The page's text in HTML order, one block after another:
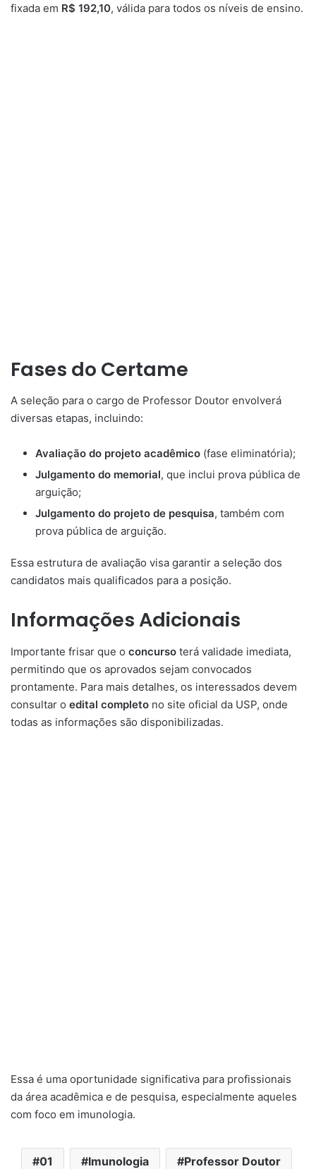
fixada em R$ 192,10, válida para todos os níveis de ensino.
Fases do Certame
A seleção para o cargo de Professor Doutor envolverá
diversas etapas, incluindo:
Avaliação do projeto acadêmico (fase eliminatória);
Julgamento do memorial, que inclui prova pública de
arguição;
Julgamento do projeto de pesquisa, também com
prova pública de arguição.
Essa estrutura de avaliação visa garantir a seleção dos
candidatos mais qualificados para a posição.
Informações Adicionais
Importante frisar que o concurso terá validade imediata,
permitindo que os aprovados sejam convocados
prontamente. Para mais detalhes, os interessados devem
consultar o edital completo no site oficial da USP, onde
todas as informações são disponibilizadas.
Essa é uma oportunidade significativa para profissionais
da área acadêmica e de pesquisa, especialmente aqueles
com foco em imunologia.
01 Imunologia Professor Doutor